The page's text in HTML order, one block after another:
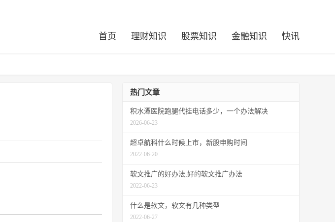
首页 理财知识 股票知识 金融知识 快讯
热门文章
积水潭医院跑腿代挂电话多少，一个办法解决
2026-06-23
超卓航科什么时候上市，新股申购时间
2022-06-20
软文推广的好办法,好的软文推广办法
2022-06-23
什么是软文，软文有几种类型
2022-06-27